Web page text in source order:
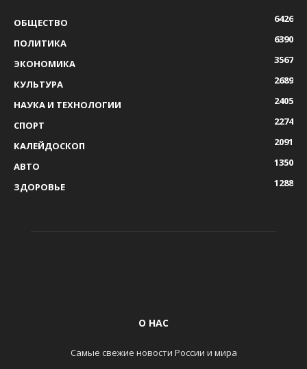
ОБЩЕСТВО
6426
ПОЛИТИКА
6390
ЭКОНОМИКА
3567
КУЛЬТУРА
2689
НАУКА И ТЕХНОЛОГИИ
2405
СПОРТ
2274
КАЛЕЙДОСКОП
2091
АВТО
1350
ЗДОРОВЬЕ
1288
О НАС
Самые свежие новости России и мира